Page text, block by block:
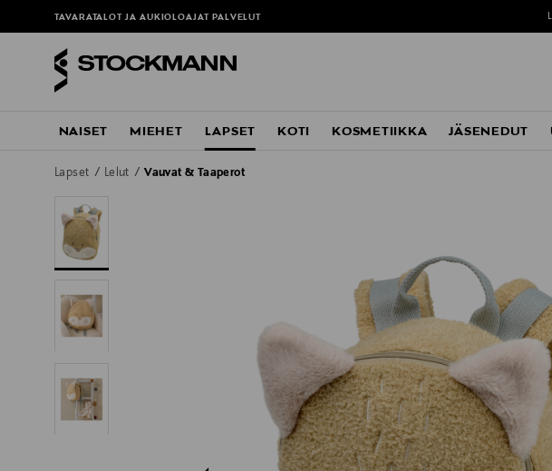
TAVARATALOT JA AUKIOLOAJAT PALVELUT
NAISET MIEHET LAPSET KOTI KOSMETIIKKA JÄSENEDUT
Lapset Lelut Vauvat & Taaperot